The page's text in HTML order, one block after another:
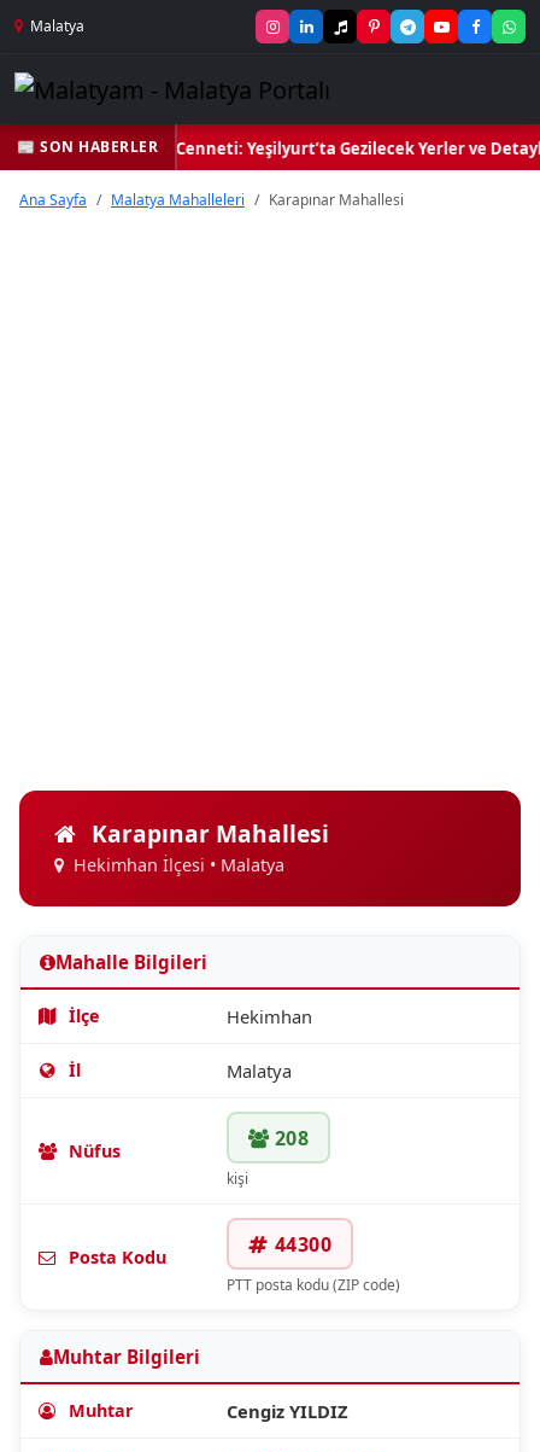
Malatya
📰 SON HABERLER
Yeşil Kalbi ve Kültür Cenneti: Yeşilyurt’ta Gezilecek Yerler ve
Ana Sayfa Malatya Mahalleleri Karapınar Mahallesi
Karapınar Mahallesi
Hekimhan İlçesi • Malatya
Mahalle Bilgileri
İlçe Hekimhan
İl Malatya
Nüfus 208
kişi
Posta Kodu 44300
PTT posta kodu (ZIP code)
Muhtar Bilgileri
Muhtar Cengiz YILDIZ